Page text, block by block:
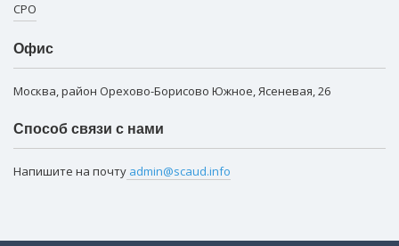
СРО
Офис
Москва, район Орехово-Борисово Южное, Ясеневая, 26
Способ связи с нами
Напишите на почту admin@scaud.info